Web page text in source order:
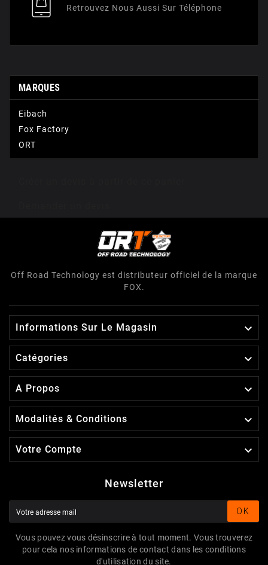
Retrouvez Nous Aussi Sur Téléphone
MARQUES
Eibach
Fox Factory
ORT
Off Road Technology est distributeur officiel de la marque
FOX.
Informations Sur Le Magasin 
Catégories 
A Propos 
Modalités & Conditions 
Votre Compte 
Newsletter
OK
Vous pouvez vous désinscrire à tout moment. Vous trouverez
pour cela nos informations de contact dans les conditions
d'utilisation du site.